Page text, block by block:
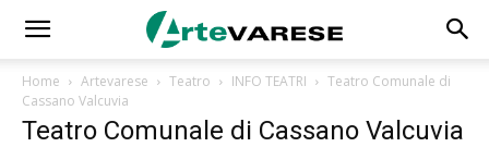
Home Artevarese Teatro INFO TEATRI
Teatro Comunale di
Cassano Valcuvia
Teatro Comunale di Cassano Valcuvia